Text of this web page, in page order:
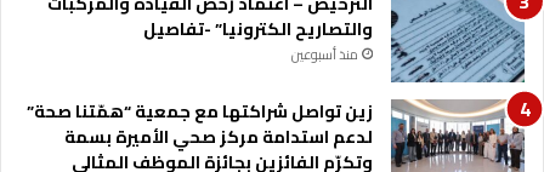
ت
ع
ز
ز
ا
ل
والتصاريح الكترونيا” -تفاصيل
منذ أسبوعين
زين تواصل شراكتها مع جمعية “همّتنا صحة”
لدعم استدامة مركز صحي الأميرة بسمة
وتكرّم الفائزين بجائزة الموظف المثالي